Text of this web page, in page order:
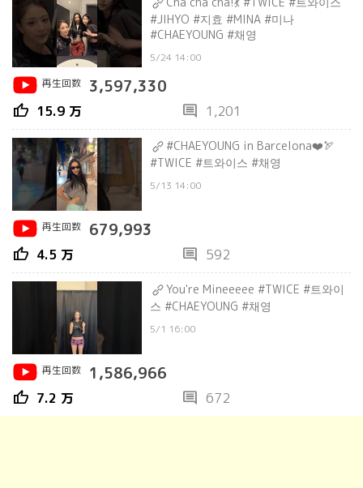
#JIHYO #지효 #MINA #미나
#CHAEYOUNG #채영
5/24 14:00
再生回数
3,597,330
thumb_up 15.9 万 comment 1,201
#CHAEYOUNG in Barcelona❤️🏹
#TWICE #트와이스 #채영
5/13 14:00
再生回数 679,993
thumb_up 4.5 万 comment 592
You're Mineeeee #TWICE #트와이
스 #CHAEYOUNG #채영
5/1 16:00
再生回数 1,586,966
thumb_up 7.2 万 comment 672